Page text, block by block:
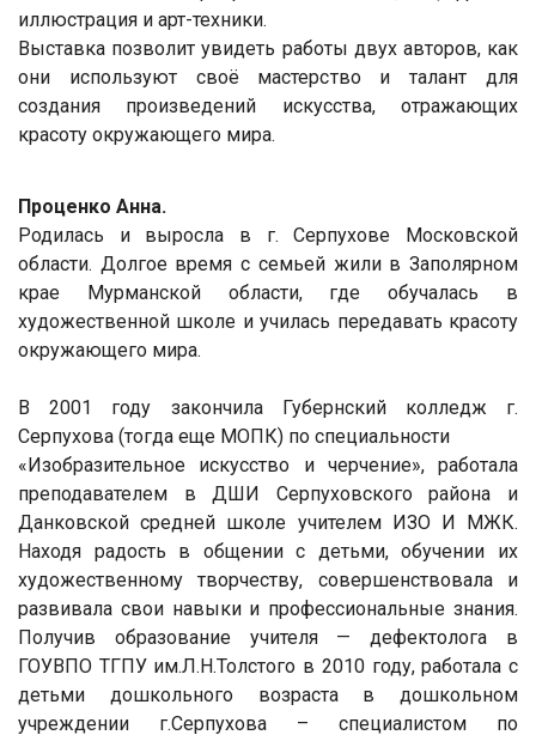
иллюстрация и арт-техники.
Выставка позволит увидеть работы двух авторов, как
они используют своё мастерство и талант для
создания произведений искусства, отражающих
красоту окружающего мира.
Проценко Анна.
Родилась и выросла в г. Серпухове Московской
области. Долгое время с семьей жили в Заполярном
крае Мурманской области, где обучалась в
художественной школе и училась передавать красоту
окружающего мира.
В 2001 году закончила Губернский колледж г.
Серпухова (тогда еще МОПК) по специальности
«Изобразительное искусство и черчение», работала
преподавателем в ДШИ Серпуховского района и
Данковской средней школе учителем ИЗО И МЖК.
Находя радость в общении с детьми, обучении их
художественному творчеству, совершенствовала и
развивала свои навыки и профессиональные знания.
Получив образование учителя — дефектолога в
ГОУВПО ТГПУ им.Л.Н.Толстого в 2010 году, работала с
детьми дошкольного возраста в дошкольном
учреждении г.Серпухова – специалистом по